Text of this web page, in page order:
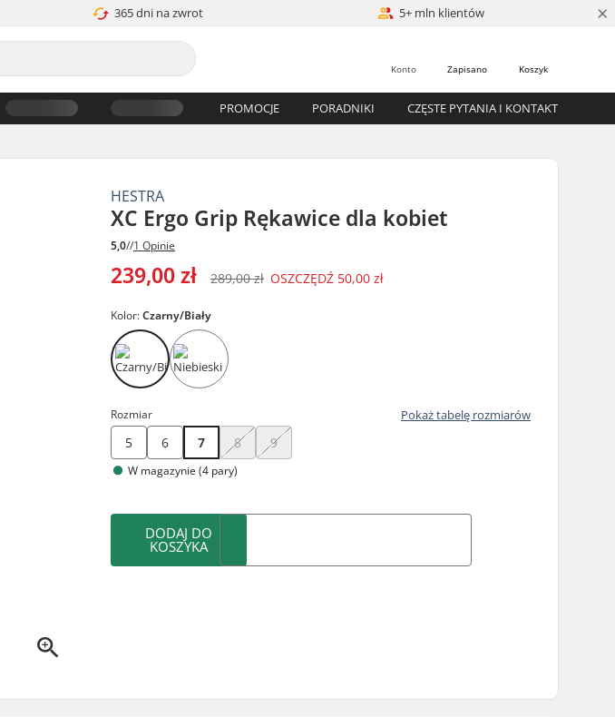
365 dni na zwrot 5+ mln klientów ×
Koszyk
Zapisano
Konto
PROMOCJE PORADNIKI CZĘSTE PYTANIA I KONTAKT
HESTRA
XC Ergo Grip Rękawice dla kobiet
5,0//1 Opinie
239,00 zł 289,00 zł OSZCZĘDŹ 50,00 zł
Kolor:Czarny/Biały
Rozmiar Pokaż tabelę rozmiarów
5 6 7 8 9
W magazynie (4 pary)
DODAJ DO
KOSZYKA